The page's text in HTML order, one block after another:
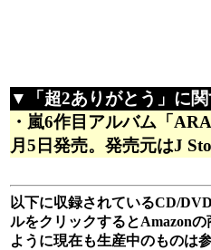
▼「超2ありがとう」に
・嵐6作目アルバム「
月5日発売。発売元はJ
以下に収録されているCD/
ルをクリックするとAmazon
ように現在も生産中のものは